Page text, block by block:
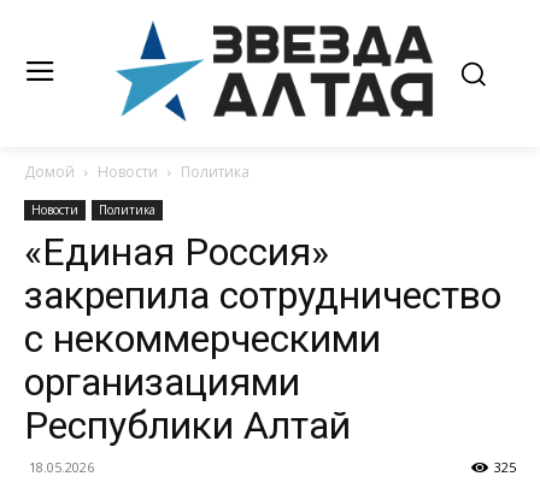
Домой Новости Политика
Новости Политика
«Единая Россия»
закрепила сотрудничество
с некоммерческими
организациями
Республики Алтай
18.05.2026 325